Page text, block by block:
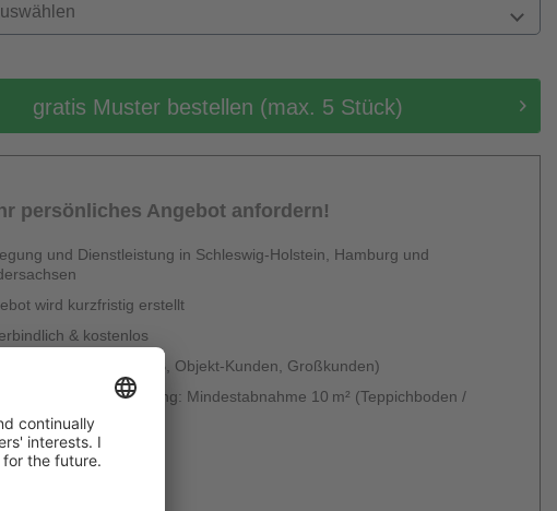
gratis Muster bestellen (max. 5 Stück)
persönliches Angebot anfordern!
und Dienstleistung in Schleswig-Holstein, Hamburg und
wird kurzfristig erstellt
& kostenlos
möglich (B2B, Objekt-Kunden, Großkunden)
Lieferung ohne Verlegung: Mindestabnahme 10 m² (Teppichboden /
/ Linoleum)